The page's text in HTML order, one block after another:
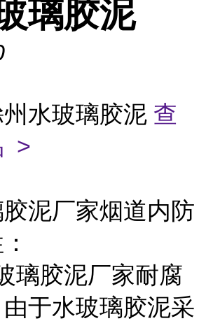
璃胶泥
水玻璃胶泥 查
>
泥厂家烟道内防
璃胶泥厂家耐腐
于水玻璃胶泥采